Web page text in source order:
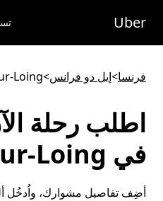
للوصول
المحتوى
Uber
فرنسا>إيل دو فرانس>
Loing
اطلب رحلة
في Souppes-Sur-Loing
أضِف تفاصيل مشوارك، واُدخُل